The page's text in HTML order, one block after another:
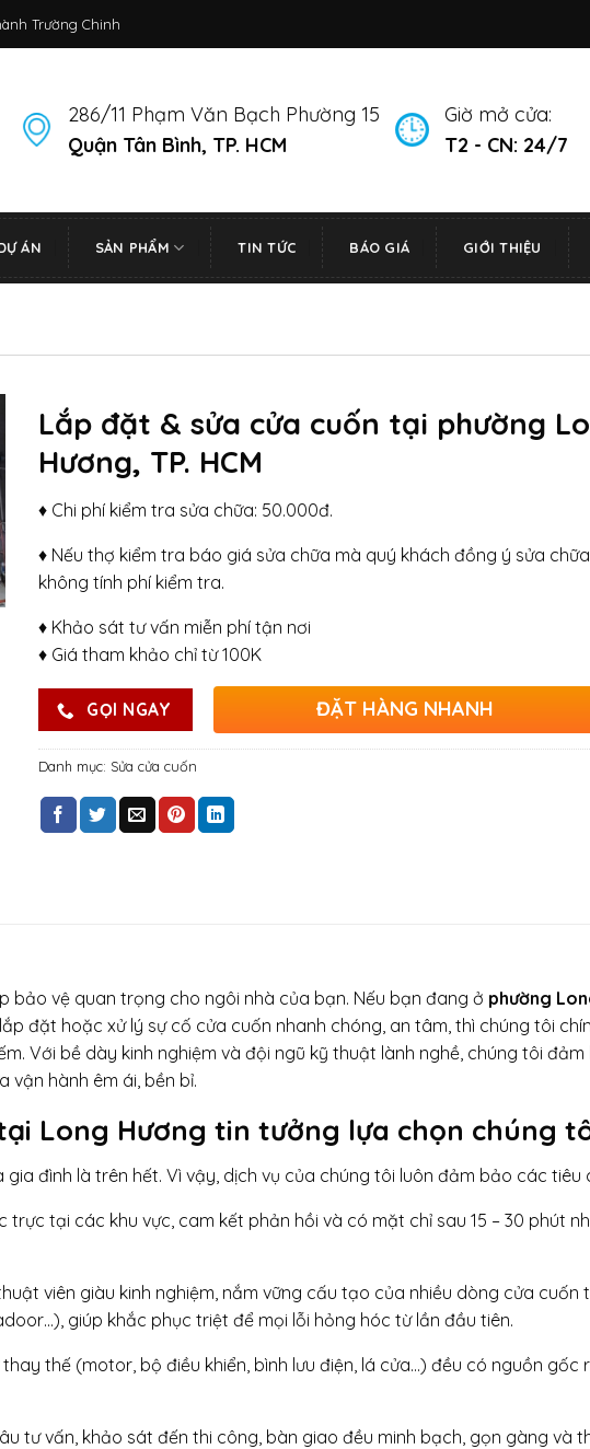
Trường Chinh
286/11 Phạm Văn Bạch Phường 15
Quận Tân Bình, TP. HCM
Giờ mở cửa:
T2 - CN: 24/7
ÁN SẢN PHẨM TIN TỨC BÁO GIÁ GIỚI THIỆU
Lắp đặt & sửa cửa cuốn tại phường
Hương, TP. HCM
♦ Chi phí kiểm tra sửa chữa: 50.000đ.
♦ Nếu thợ kiểm tra báo giá sửa chữa mà quý khách đồng ý sửa
không tính phí kiểm tra.
♦ Khảo sát tư vấn miễn phí tận nơi
♦ Giá tham khảo chỉ từ 100K
GỌI NGAY ĐẶT HÀNG NHANH
Danh mục: Sửa cửa cuốn
bảo vệ quan trọng cho ngôi nhà của bạn. Nếu bạn đang ở phường
đặt hoặc xử lý sự cố cửa cuốn nhanh chóng, an tâm, thì chúng tôi
Với bề dày kinh nghiệm và đội ngũ kỹ thuật lành nghề, chúng tôi đảm
vận hành êm ái, bền bỉ.
Long Hương tin tưởng lựa chọn chúng
đình là trên hết. Vì vậy, dịch vụ của chúng tôi luôn đảm bảo các tiêu
trực tại các khu vực, cam kết phản hồi và có mặt chỉ sau 15 – 30 phút
viên giàu kinh nghiệm, nắm vững cấu tạo của nhiều dòng cửa cuốn
giúp khắc phục triệt để mọi lỗi hỏng hóc từ lần đầu tiên.
thế (motor, bộ điều khiển, bình lưu điện, lá cửa…) đều có nguồn gốc
tư vấn, khảo sát đến thi công, bàn giao đều minh bạch, gọn gàng và